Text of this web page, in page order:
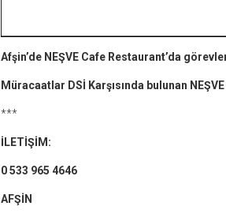
Afşin’de NEŞVE Cafe Restaurant’da
Müracaatlar DSİ Karşısında bulunan
***
İLETİŞİM:
0 533 965 4646
AFŞİN